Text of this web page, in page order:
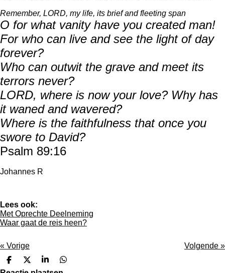
Remember, LORD, my life, its brief and fleeting span
O for what vanity have you created man!
For who can live and see the light of day
forever?
Who can outwit the grave and meet its
terrors never?
LORD, where is now your love? Why has
it waned and wavered?
Where is the faithfulness that once you
swore to David?
Psalm 89:16
Johannes R
Lees ook:
Met Oprechte Deelneming
Waar gaat de reis heen?
« Vorige Volgende »
D
e
D
e
S
h
D
e